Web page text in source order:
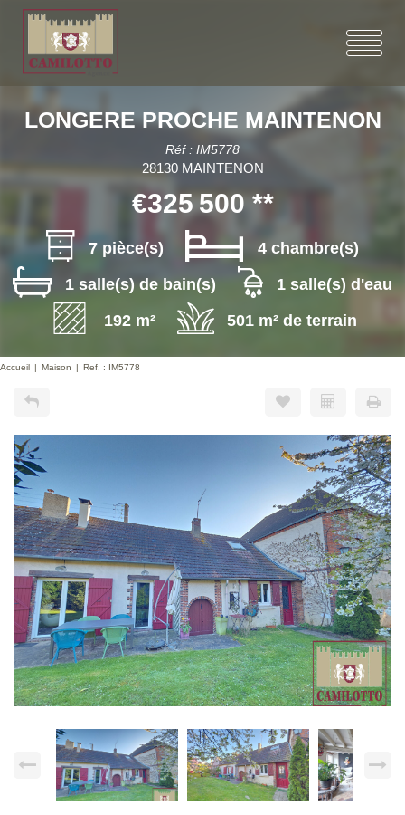
LONGERE PROCHE MAINTENON
Réf : IM5778
28130 MAINTENON
€325 500 **
7 pièce(s)
4 chambre(s)
1 salle(s) de bain(s)
1 salle(s) d'eau
192 m²
501 m² de terrain
Accueil Maison Ref. : IM5778